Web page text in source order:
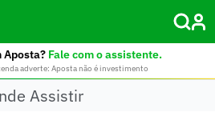
Aposta? Fale com o assistente.
adverte: Aposta não é investimento
Assistir